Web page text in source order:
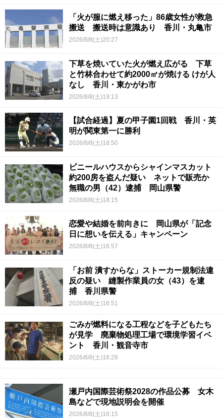
「火が服に燃え移った」86歳女性が救急
搬送 搬送時は意識あり 香川・丸亀市
2026/8/8(土)20:27
下草を焼いていた火が燃え広がる 下草
と竹林合わせて約2000㎡が焼ける けが人
なし 香川・東かがわ市
2026/8/8(土)19:13
【試合経過】夏の甲子園1回戦 香川・英
明が関東第一に勝利
2026/8/8(土)18:50
ビニールハウスからシャインマスカット
約200房を盗んだ疑い ネットで販売か
無職の男（42）逮捕 岡山県警
2026/8/8(土)18:15
恋愛や結婚を前向きに 岡山県が「記念
日に想いを伝える」キャンペーン
2026/8/8(土)16:57
「お前 潰すからな」ストーカー規制法違
反の疑い 縫製作業員の女（43）を逮
捕 香川県警
2026/8/8(土)16:51
ごみが燃料になる工程などを子どもたち
が見学 廃棄物処理工場で環境学習イベ
ント 香川・観音寺市
2026/8/8(土)16:29
瀬戸内国際芸術祭2028の作品公募 女木
島などで現地説明会を開催
2026/8/8(土)16:15